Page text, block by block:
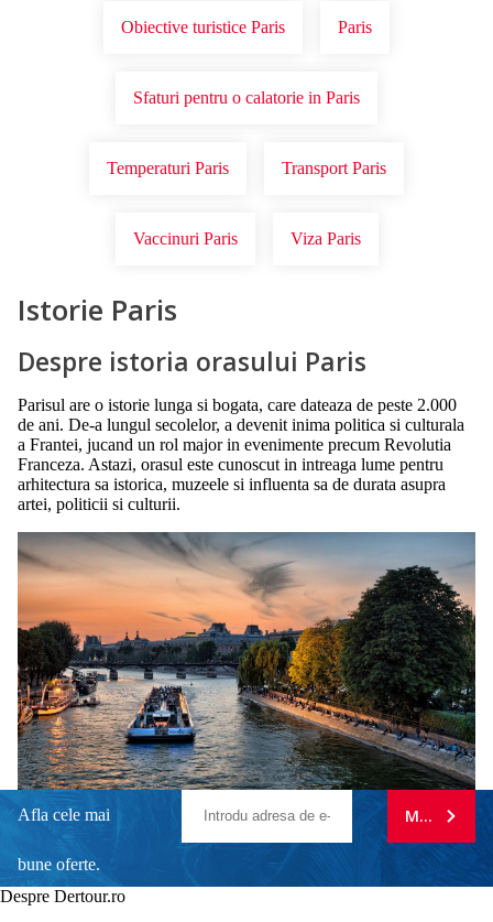
Obiective turistice Paris Paris
Sfaturi pentru o calatorie in Paris
Temperaturi Paris Transport Paris
Vaccinuri Paris Viza Paris
Istorie Paris
Despre istoria orasului Paris
Parisul are o istorie lunga si bogata, care dateaza de peste 2.000
de ani. De-a lungul secolelor, a devenit inima politica si culturala
a Frantei, jucand un rol major in evenimente precum Revolutia
Franceza. Astazi, orasul este cunoscut in intreaga lume pentru
arhitectura sa istorica, muzeele si influenta sa de durata asupra
artei, politicii si culturii.
Afla cele mai
bune oferte.
MA
Despre Dertour.ro